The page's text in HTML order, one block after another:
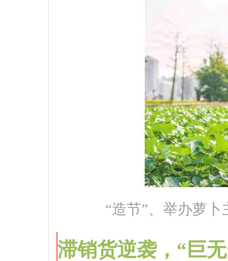
“造节”、举办萝
滞销货逆袭，“巨